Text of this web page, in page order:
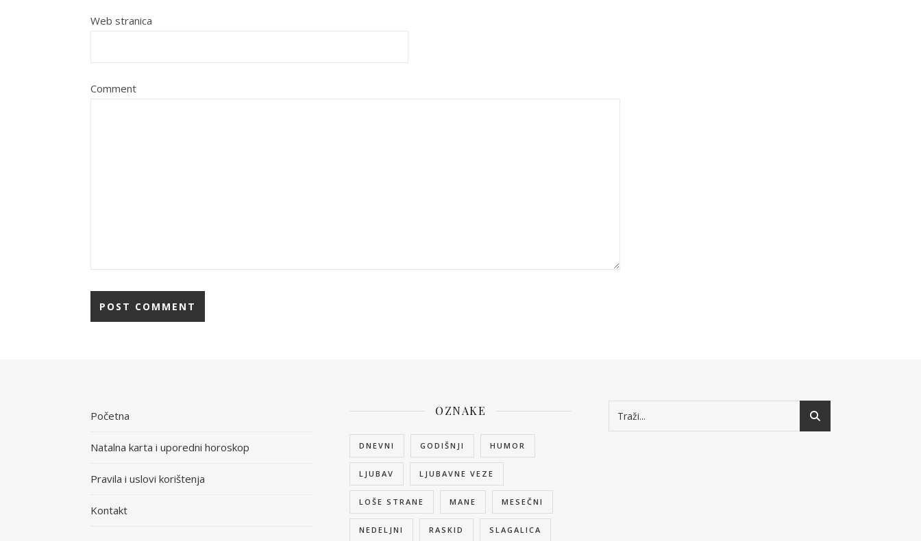
Web stranica
Comment
Početna
Natalna karta i uporedni horoskop
Pravila i uslovi korištenja
Kontakt
OZNAKE
DNEVNI GODIŠNJI HUMOR
LJUBAV LJUBAVNE VEZE
LOŠE STRANE MANE MESEČNI
NEDELJNI RASKID SLAGALICA